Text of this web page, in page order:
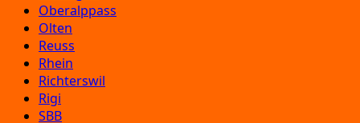
Oberalppass
Olten
Reuss
Rhein
Richterswil
Rigi
SBB